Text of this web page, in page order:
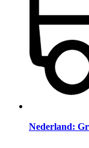
Nederland: